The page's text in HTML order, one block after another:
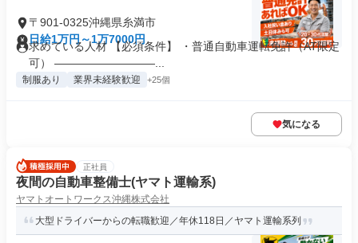
〒901-0325沖縄県糸満市
日給1万円～1万7000円
求めている人材 【必須条件】 ・普通自動車運転免許（AT限定
可） ―――――――――...
制服あり 業界未経験歓迎 +25個
気になる
正社員
夜間の自動車整備士(ヤマト運輸系)
ヤマトオートワークス沖縄株式会社
大型ドライバーからの転職歓迎／年休118日／ヤマト運輸系列